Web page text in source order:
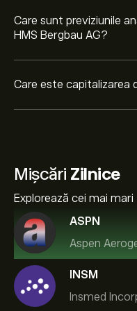
Care sunt previziunile
HMS Bergbau AG?
Care este capitalizarea
Mișcări Zilnice
Explorează cei mai
ASPN
Aspen
INSM
Insmed